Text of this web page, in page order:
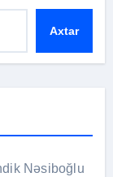
Axtar
Nəsiboğlu